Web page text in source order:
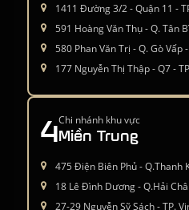
1411 Đường 3/2 - Quận 11 -
591 Hoàng Văn Thụ - Q. Tân
580 Phan Văn Trị - Q. Gò Vấp
177 Nguyễn Thị Thập - Q7 -
4Chi nhánh khu vực
Miền Trung
475 Điện Biên Phủ - Q.Thanh
18 Lê Đình Dương - Q.Hải
27-29 Nguyễn Sỹ Sách - TP.